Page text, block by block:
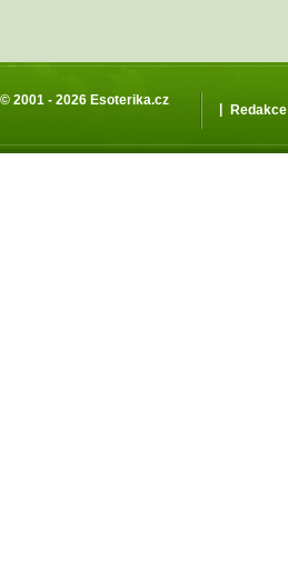
© 2001 - 2026 Esoterika.cz
| Redakce